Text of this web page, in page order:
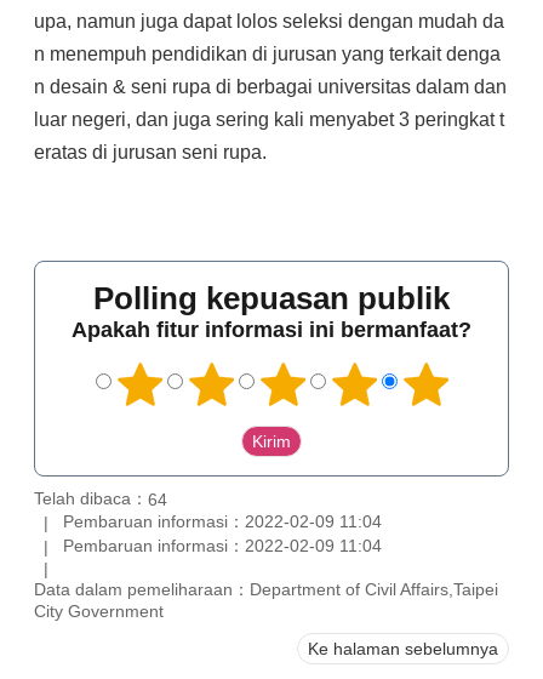
upa, namun juga dapat lolos seleksi dengan mudah da
n menempuh pendidikan di jurusan yang terkait denga
n desain & seni rupa di berbagai universitas dalam dan
luar negeri, dan juga sering kali menyabet 3 peringkat t
eratas di jurusan seni rupa.
Polling kepuasan publik
Apakah fitur informasi ini bermanfaat?
Telah dibaca： 64
Pembaruan informasi：2022-02-09 11:04
Pembaruan informasi：2022-02-09 11:04
Data dalam pemeliharaan：Department of Civil Affairs,Taipei
City Government
Ke halaman sebelumnya